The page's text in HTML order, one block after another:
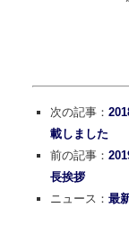
次の記事：
載しました
前の記事：
長挨拶
ニュース： 最